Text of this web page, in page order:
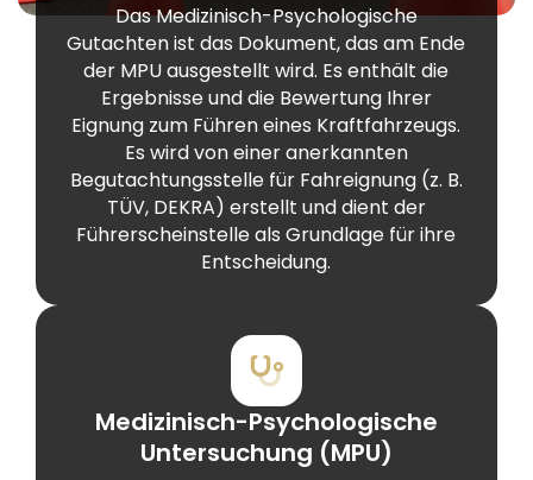
Das Medizinisch-Psychologische
Gutachten ist das Dokument, das am Ende
der MPU ausgestellt wird. Es enthält die
Ergebnisse und die Bewertung Ihrer
Eignung zum Führen eines Kraftfahrzeugs.
Es wird von einer anerkannten
Begutachtungsstelle für Fahreignung (z. B.
TÜV, DEKRA) erstellt und dient der
Führerscheinstelle als Grundlage für ihre
Entscheidung.
Medizinisch-Psychologische
Untersuchung (MPU)